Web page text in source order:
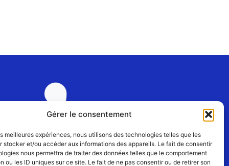
Gérer le consentement
meilleures expériences, nous utilisons des technologies telles que les
stocker et/ou accéder aux informations des appareils. Le fait de consentir
nous permettra de traiter des données telles que le comportement
ou les ID uniques sur ce site. Le fait de ne pas consentir ou de retirer son
Rejoignez-nous